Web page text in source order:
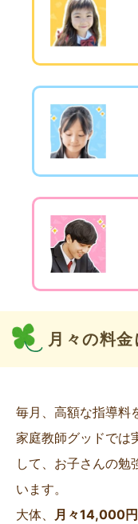
月々の料
毎月、高額な指導料
家庭教師グッドでは
して、お子さんの勉
います。
大体、 月々14,000